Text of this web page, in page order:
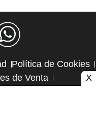
Política de Cookies
de Venta
X